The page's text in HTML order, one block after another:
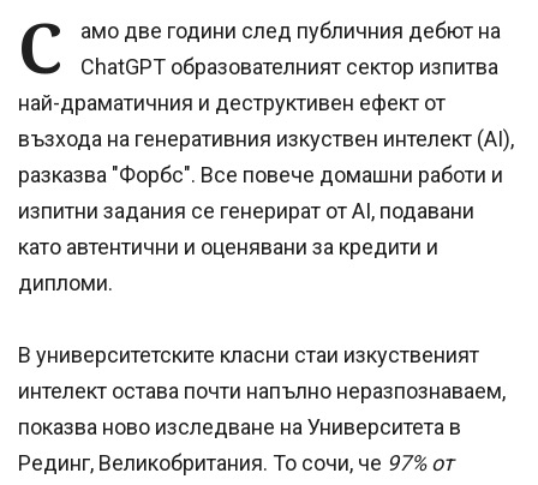
С
амо две години след публичния дебют на
ChatGPT образователният сектор изпитва
най-драматичния и деструктивен ефект от
възхода на генеративния изкуствен интелект (AI),
разказва "Форбс". Все повече домашни работи и
изпитни задания се генерират от AI, подавани
като автентични и оценявани за кредити и
дипломи.
В университетските класни стаи изкуственият
интелект остава почти напълно неразпознаваем,
показва ново изследване на Университета в
Рединг, Великобритания. То сочи, че 97% от